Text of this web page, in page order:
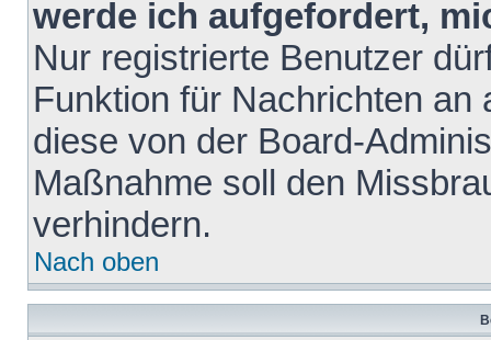
werde ich aufgefordert,
Nur registrierte Benutzer
Funktion für Nachrichten
diese von der Board-
Maßnahme soll den
verhindern.
Nach oben